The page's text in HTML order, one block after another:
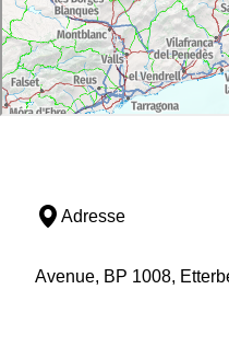
Adresse
Avenue, BP 1008,